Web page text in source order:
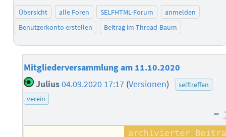
Übersicht alle Foren SELFHTML-Forum
anmelden
Benutzerkonto erstellen
Beitrag im Thread-Baum
Mitgliederversammlung am 11.10.2020
Julius04.09.2020 17:17 (Versionen)
selftreffen
verein
–